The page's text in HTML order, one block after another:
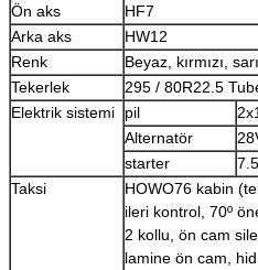
Ön aks
HF7
Arka aks
HW12
Renk
Beyaz, kırmızı, sarı
Tekerlek
295 / 80R22.5
Elektrik sistemi
pil
Alternatör
starter
Taksi
HOWO76 kabin
ileri kontrol, 70º
2 kollu, ön cam
lamine ön cam,